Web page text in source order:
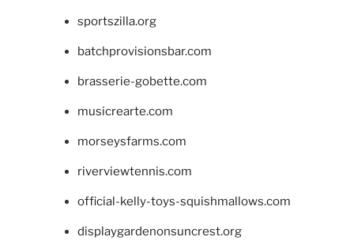
sportszilla.org
batchprovisionsbar.com
brasserie-gobette.com
musicrearte.com
morseysfarms.com
riverviewtennis.com
official-kelly-toys-squishmallows.com
displaygardenonsuncrest.org